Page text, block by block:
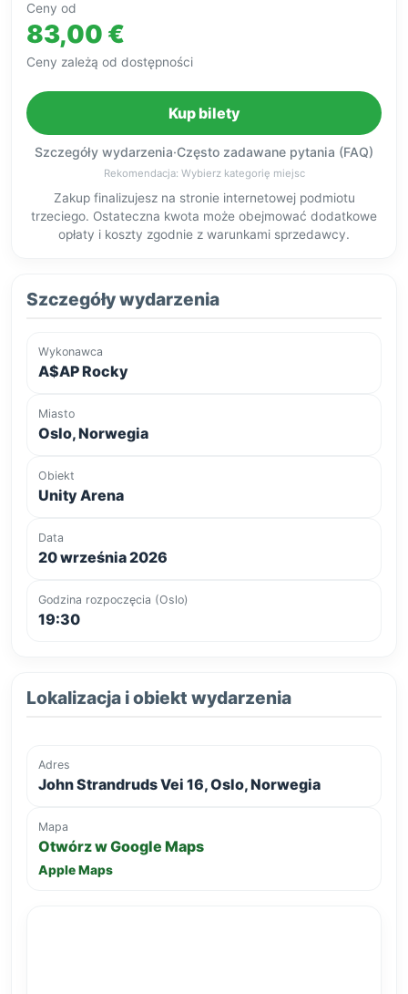
Ceny od
83,00 €
Ceny zależą od dostępności
Kup bilety
Szczegóły wydarzenia·Często zadawane pytania (FAQ)
Rekomendacja: Wybierz kategorię miejsc
Zakup finalizujesz na stronie internetowej podmiotu
trzeciego. Ostateczna kwota może obejmować dodatkowe
opłaty i koszty zgodnie z warunkami sprzedawcy.
Szczegóły wydarzenia
Wykonawca
A$AP Rocky
Miasto
Oslo, Norwegia
Obiekt
Unity Arena
Data
20 września 2026
Godzina rozpoczęcia (Oslo)
19:30
Lokalizacja i obiekt wydarzenia
Adres
John Strandruds Vei 16, Oslo, Norwegia
Mapa
Otwórz w Google Maps
Apple Maps